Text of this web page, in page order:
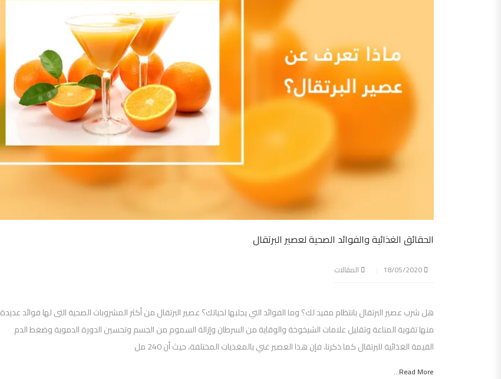
الحقائق الغذائية والفوائد الصحية لعصير البرتقال
المقالات
هل شرب عصير البرتقال بانتظام مفيد لك؟ وما الفوائد التي يجلبها لحياتك؟ عصير البرتقال من أكثر المشروبات الصحية التى لها فوائد عديدة
منها تقوية المناعة وتقليل علامات الشيخوخة والوقاية من السرطان وإزالة السموم من الجسم وتحسين الدورة الدموية وضغط الدم
القيمة الغذائية للبرتقال كما ذكرنا، فإن هذا العصير غني بالمغذيات المختلفة، حيث أن 240 مل
Read More...